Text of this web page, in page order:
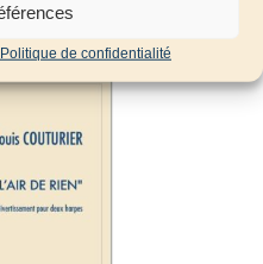
de confidentialité